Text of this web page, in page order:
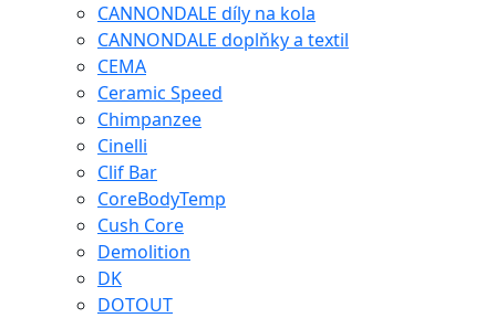
CANNONDALE díly na kola
CANNONDALE doplňky a textil
CEMA
Ceramic Speed
Chimpanzee
Cinelli
Clif Bar
CoreBodyTemp
Cush Core
Demolition
DK
DOTOUT